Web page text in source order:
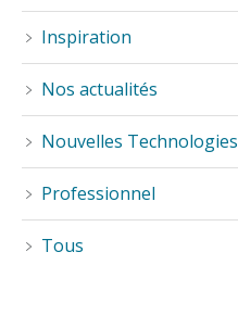
Inspiration
Nos actualités
Nouvelles Technologies
Professionnel
Tous